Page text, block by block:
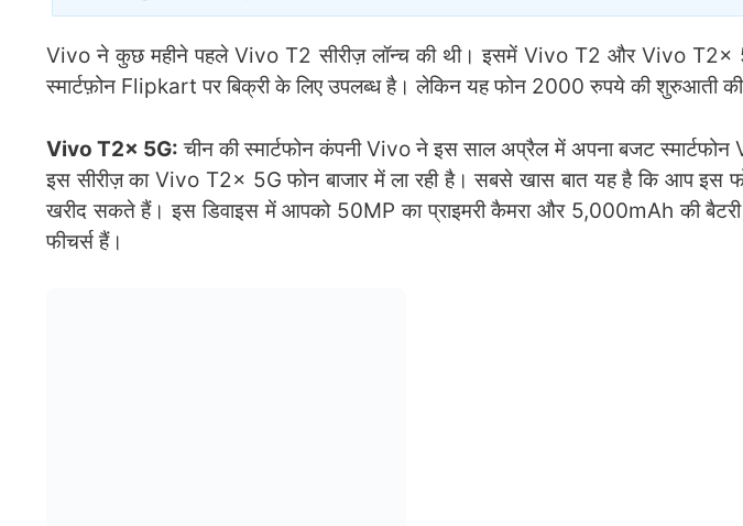
Vivo ने कुछ महीने पहले Vivo T2 सीरीज़ लॉन्च की थी। इसमें Vivo T2 और Vivo T2x
स्मार्टफ़ोन Flipkart पर बिक्री के लिए उपलब्ध है। लेकिन यह फोन 2000 रुपये की शुरुआती
Vivo T2x 5G: चीन की स्मार्टफोन कंपनी Vivo ने इस साल अप्रैल में अपना बजट
इस सीरीज़ का Vivo T2x 5G फोन बाजार में ला रही है। सबसे खास बात यह है कि आप इस
खरीद सकते हैं। इस डिवाइस में आपको 50MP का प्राइमरी कैमरा और 5,000mAh की
फीचर्स हैं।